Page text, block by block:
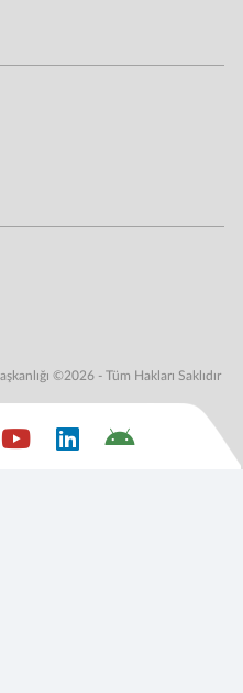
©2026 - Tüm Hakları Saklıdır